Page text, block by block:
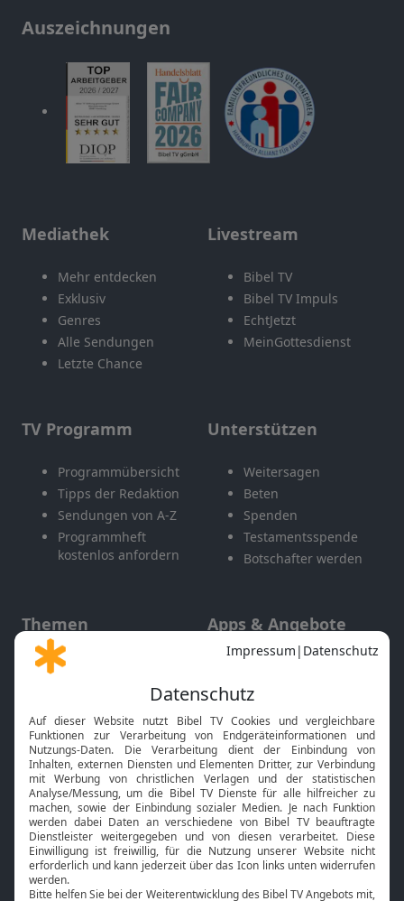
Auszeichnungen
Mediathek
Mehr entdecken
Exklusiv
Genres
Alle Sendungen
Letzte Chance
Livestream
Bibel TV
Bibel TV Impuls
EchtJetzt
MeinGottesdienst
TV Programm
Programmübersicht
Tipps der Redaktion
Sendungen von A-Z
Programmheft
kostenlos anfordern
Unterstützen
Weitersagen
Beten
Spenden
Testamentsspende
Botschafter werden
Themen
Gott und Bibel erklärt
Neuigkeiten
Apps & Angebote
Mobile App
Smart TV
HbbTV
Bibelthek Online-Bibel
Nächster Gottesdienst
Bibel TV Service